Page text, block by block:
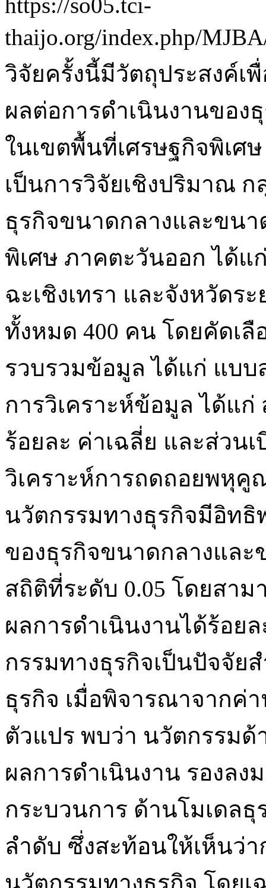
thaijo.org/index.php/
วิจัยครั้งนี้มีวัตถุประสงค์เ
ผลต่อการดำเนินงานขอ
ในเขตพื้นที่เศรษฐกิจพิเศ
เป็นการวิจัยเชิงปริมาณ
ธุรกิจขนาดกลางและขน
พิเศษ ภาคตะวันออก ได้แ
ฉะเชิงเทรา และจังหวัดร
ทั้งหมด 400 คน โดยคัดเลื
รวบรวมข้อมูล ได้แก่ แบ
การวิเคราะห์ข้อมูล ได้แ
ร้อยละ ค่าเฉลี่ย และส่วน
วิเคราะห์การถดถอยพหุคู
นวัตกรรมทางธุรกิจมีอิทธิ
ของธุรกิจขนาดกลางแล
สถิติที่ระดับ 0.05 โดยสา
ผลการดำเนินงานได้ร้อย
กรรมทางธุรกิจเป็นปัจจัย
ธุรกิจ เมื่อพิจารณาจากค่
ตัวแปร พบว่า นวัตกรรม
ผลการดำเนินงาน รองล
กระบวนการ ด้านโมเดล
ลำดับ ซึ่งสะท้อนให้เห็นว่